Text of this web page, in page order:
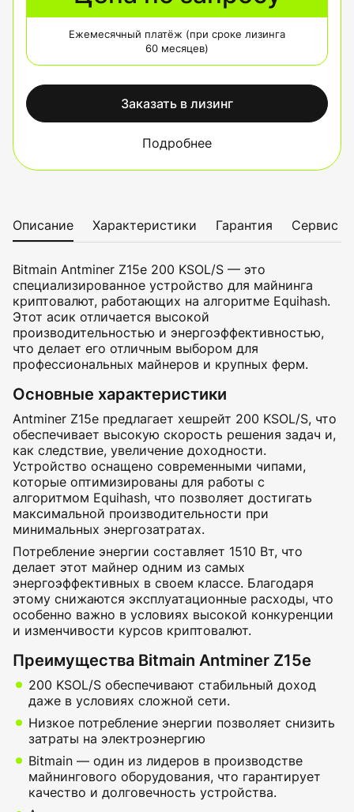
Ежемесячный платёж (при сроке лизинга
60 месяцев)
Заказать в лизинг
Подробнее
Описание Характеристики Гарантия Сервис
Bitmain Antminer Z15e 200 KSOL/S — это
специализированное устройство для майнинга
криптовалют, работающих на алгоритме Equihash.
Этот асик отличается высокой
производительностью и энергоэффективностью,
что делает его отличным выбором для
профессиональных майнеров и крупных ферм.
Основные характеристики
Antminer Z15e предлагает хешрейт 200 KSOL/S, что
обеспечивает высокую скорость решения задач и,
как следствие, увеличение доходности.
Устройство оснащено современными чипами,
которые оптимизированы для работы с
алгоритмом Equihash, что позволяет достигать
максимальной производительности при
минимальных энергозатратах.
Потребление энергии составляет 1510 Вт, что
делает этот майнер одним из самых
энергоэффективных в своем классе. Благодаря
этому снижаются эксплуатационные расходы, что
особенно важно в условиях высокой конкуренции
и изменчивости курсов криптовалют.
Преимущества Bitmain Antminer Z15e
200 KSOL/S обеспечивают стабильный доход
даже в условиях сложной сети.
Низкое потребление энергии позволяет снизить
затраты на электроэнергию
Bitmain — один из лидеров в производстве
майнингового оборудования, что гарантирует
качество и долговечность устройства.